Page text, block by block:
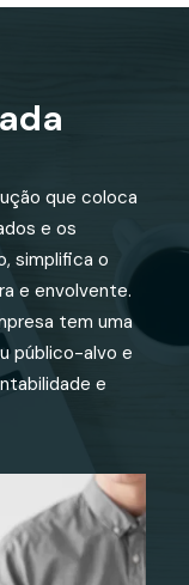
que coloca
e os
simplifica o
e envolvente.
tem uma
público-alvo e
e